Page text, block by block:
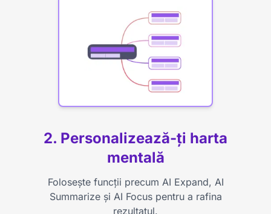
2. Personalizează-ți harta
mentală
Folosește funcții precum AI Expand, AI
Summarize și AI Focus pentru a rafina
rezultatul.